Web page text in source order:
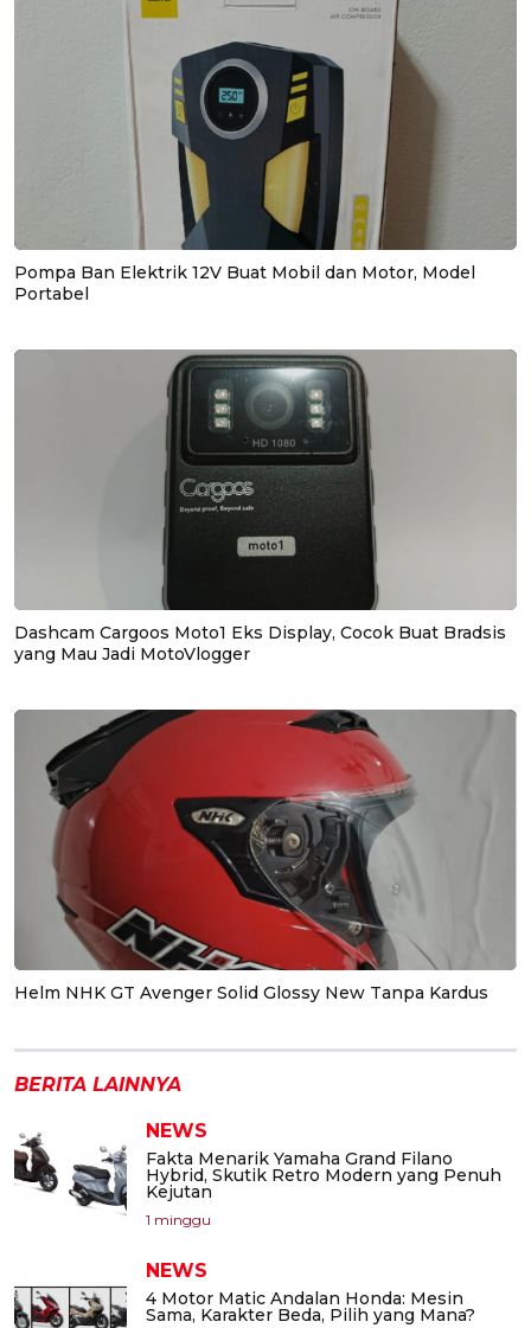
Pompa Ban Elektrik 12V Buat Mobil dan Motor, Model
Portabel
Dashcam Cargoos Moto1 Eks Display, Cocok Buat Bradsis
yang Mau Jadi MotoVlogger
Helm NHK GT Avenger Solid Glossy New Tanpa Kardus
BERITA LAINNYA
NEWS
Fakta Menarik Yamaha Grand Filano
Hybrid, Skutik Retro Modern yang Penuh
Kejutan
1 minggu
NEWS
4 Motor Matic Andalan Honda: Mesin
Sama, Karakter Beda, Pilih yang Mana?